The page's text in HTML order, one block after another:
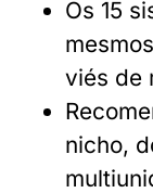
Os 15
viés de
nicho,